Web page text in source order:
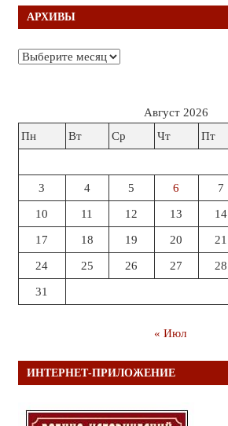
АРХИВЫ
Архивы
Август 2026
Пн
Вт Ср Чт Пт
3 4 5 6 7
10 11 12 13 14
17 18 19 20 21
24 25 26 27 28
31
« Июл
ИНТЕРНЕТ-ПРИЛОЖЕНИЕ